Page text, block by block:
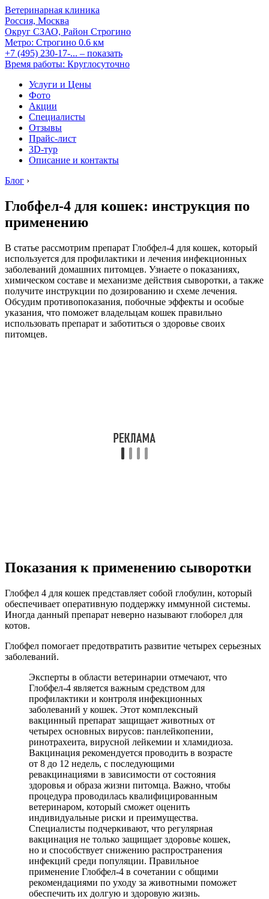
Ветеринарная клиника
Россия, Москва
Округ СЗАО, Район Строгино
Метро: Строгино 0.6 км
+7 (495) 230-17-... – показать
Время работы: Круглосуточно
Услуги и Цены
Фото
Акции
Специалисты
Отзывы
Прайс-лист
3D-тур
Описание и контакты
Блог ›
Глобфел-4 для кошек: инструкция по
применению
В статье рассмотрим препарат Глобфел-4 для кошек, который
используется для профилактики и лечения инфекционных
заболеваний домашних питомцев. Узнаете о показаниях,
химическом составе и механизме действия сыворотки, а также
получите инструкции по дозированию и схеме лечения.
Обсудим противопоказания, побочные эффекты и особые
указания, что поможет владельцам кошек правильно
использовать препарат и заботиться о здоровье своих
питомцев.
Показания к применению сыворотки
Глобфел 4 для кошек представляет собой глобулин, который
обеспечивает оперативную поддержку иммунной системы.
Иногда данный препарат неверно называют глоборел для
котов.
Глобфел помогает предотвратить развитие четырех серьезных
заболеваний.
Эксперты в области ветеринарии отмечают, что
Глобфел-4 является важным средством для
профилактики и контроля инфекционных
заболеваний у кошек. Этот комплексный
вакцинный препарат защищает животных от
четырех основных вирусов: панлейкопении,
ринотрахеита, вирусной лейкемии и хламидиоза.
Вакцинация рекомендуется проводить в возрасте
от 8 до 12 недель, с последующими
ревакцинациями в зависимости от состояния
здоровья и образа жизни питомца. Важно, чтобы
процедура проводилась квалифицированным
ветеринаром, который сможет оценить
индивидуальные риски и преимущества.
Специалисты подчеркивают, что регулярная
вакцинация не только защищает здоровье кошек,
но и способствует снижению распространения
инфекций среди популяции. Правильное
применение Глобфел-4 в сочетании с общими
рекомендациями по уходу за животными поможет
обеспечить их долгую и здоровую жизнь.